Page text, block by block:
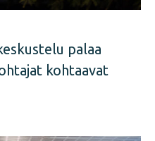
palaa
kohtaavat